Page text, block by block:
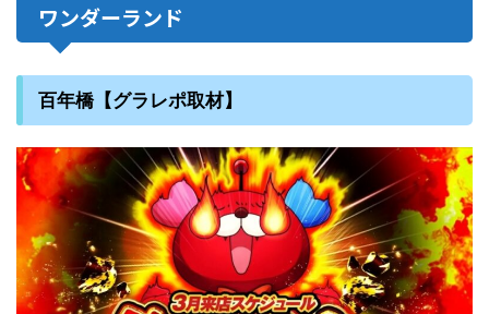
ワンダーランド
百年橋【グラレポ取材】